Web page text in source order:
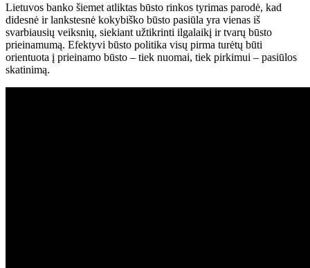
Lietuvos banko šiemet atliktas būsto rinkos tyrimas parodė, kad
didesnė ir lankstesnė kokybiško būsto pasiūla yra vienas iš
svarbiausių veiksnių, siekiant užtikrinti ilgalaikį ir tvarų būsto
prieinamumą. Efektyvi būsto politika visų pirma turėtų būti
orientuota į prieinamo būsto – tiek nuomai, tiek pirkimui – pasiūlos
skatinimą.